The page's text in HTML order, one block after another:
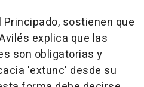
sostienen que
explica que las
son obligatorias y
'extunc' desde su